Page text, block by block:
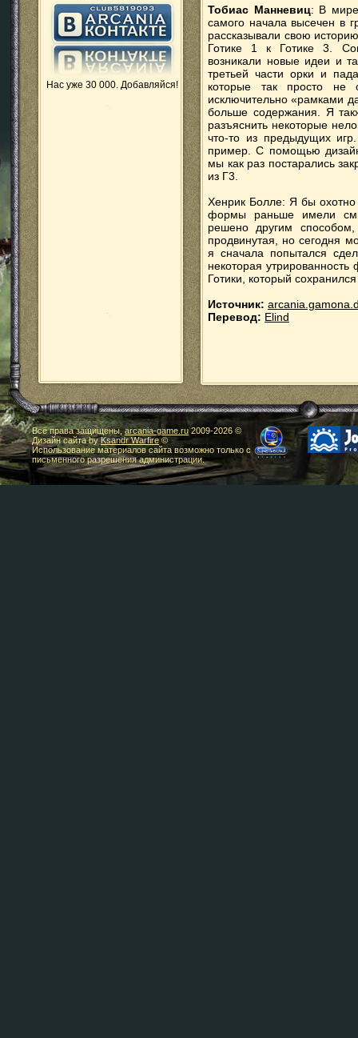
Нас уже 30 000. Добавляйся!
Тобиас Манневиц: В мире
самого начала высечен в
рассказывали свою
Готике 1 к Готике 3.
возникали новые идеи и
третьей части орки и
которые так просто не
исключительно «рамками
больше содержания. Я
разъяснить некоторые
что-то из предыдущих
пример. С помощью
мы как раз постарались
из Г3.
Хенрик Болле: Я бы
формы раньше имели
решено другим
продвинутая, но сегодня
я сначала попытался
некоторая
Готики, который
Источник:
Перевод: Elind
Все права защищены,arcania-game.ru2009-2026 ©
Дизайн сайта byKsandr Warfire©
Использование материалов сайта возможно только с
письменного разрешения администрации.